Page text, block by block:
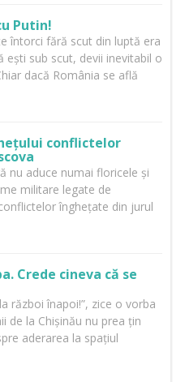
Putin!
întorci fără scut din luptă era
ești sub scut, devii inevitabil o
dacă România se află
conflictelor
nu aduce numai floricele și
militare legate de
înghețate din jurul
Crede cineva că se
război înapoi!”, zice o vorba
de la Chișinău nu prea țin
aderarea la spațiul